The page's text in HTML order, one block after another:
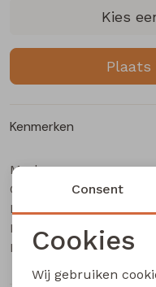
Bermuda's
Kies
Plaats
Kenmerken
Merk
Categorie
Leverancierscode
Bestelcode
Kleur
Noodzakelijke
Consent
Cookies
Wij gebruiken